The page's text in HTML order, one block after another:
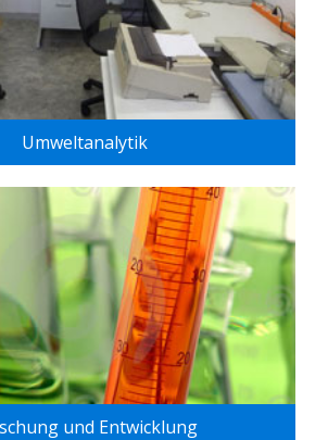
Umweltanalytik
und Entwicklung